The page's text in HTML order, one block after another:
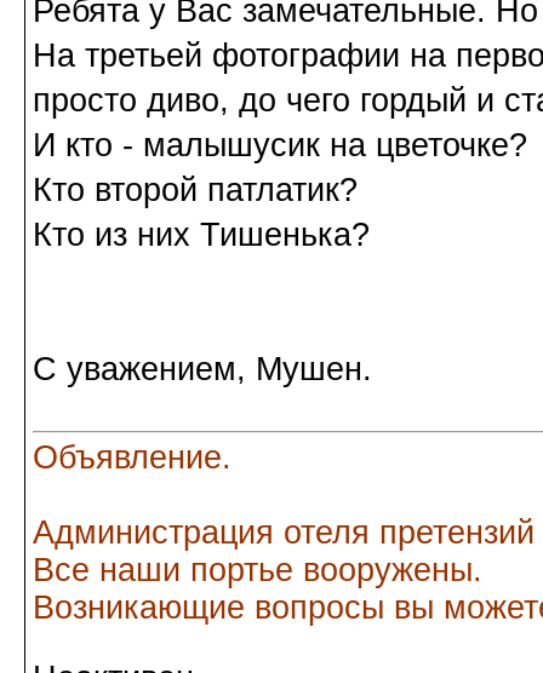
Ребята у Вас замечательные.
На третьей фотографии на
просто диво, до чего гордый и
И кто - малышусик на цветочке?
Кто второй патлатик?
Кто из них Тишенька?
С уважением, Мушен.
Объявление.
Администрация отеля
Все наши портье вооружены.
Возникающие вопросы вы